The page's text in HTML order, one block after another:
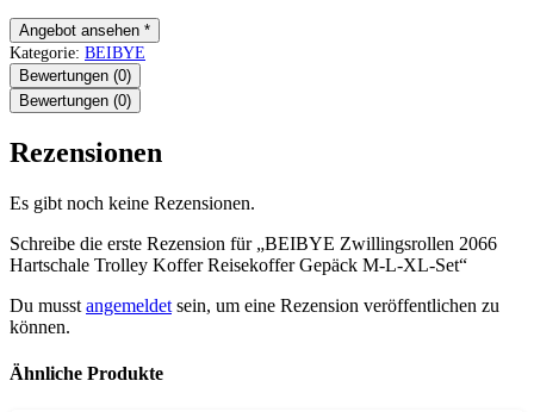
Angebot ansehen *
Kategorie: BEIBYE
Bewertungen (0)
Bewertungen (0)
Rezensionen
Es gibt noch keine Rezensionen.
Schreibe die erste Rezension für „BEIBYE Zwillingsrollen 2066
Hartschale Trolley Koffer Reisekoffer Gepäck M-L-XL-Set“
Du musst angemeldet sein, um eine Rezension veröffentlichen zu
können.
Ähnliche Produkte